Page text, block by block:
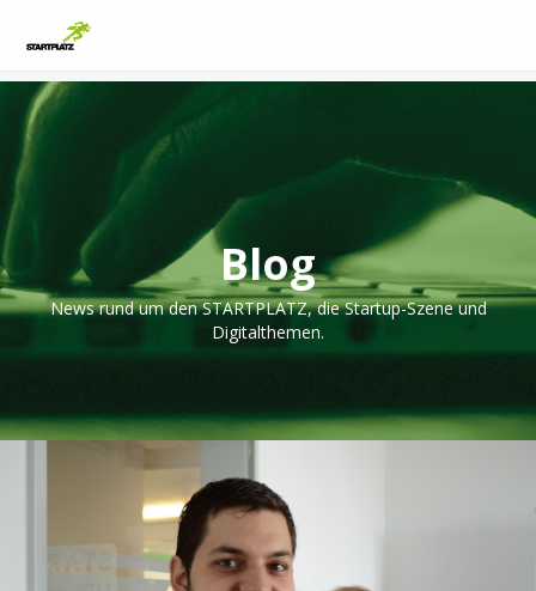
Blog
News rund um den STARTPLATZ, die Startup-Szene und
Digitalthemen.